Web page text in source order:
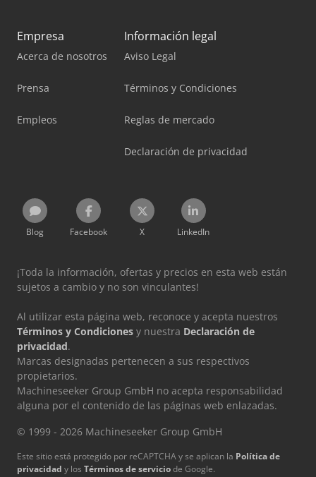
Empresa
Acerca de nosotros
Prensa
Empleos
Información legal
Aviso Legal
Términos y Condiciones
Reglas de mercado
Declaración de privacidad
Blog Facebook X LinkedIn
¡Toda la información, ofertas y precios en esta web están
sujetos a cambio y no son vinculantes!
Al utilizar esta página web, reconoce y acepta nuestros
Términos y Condiciones y nuestra Declaración de
privacidad.
Marcas designadas pertenecen a sus respectivos
propietarios.
Machineseeker Group GmbH no acepta responsabilidad
alguna por el contenido de las páginas web enlazadas.
© 1999 - 2026 Machineseeker Group GmbH
Este sitio está protegido por reCAPTCHA y se aplican la Política de
privacidad y los Términos de serviciode Google.